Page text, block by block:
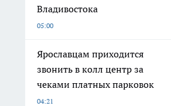
Владивостока
05:00
Ярославцам приходится
звонить в колл центр за
чеками платных парковок
04:21